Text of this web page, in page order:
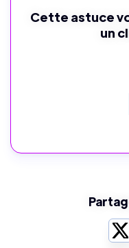
Cette astuce
un